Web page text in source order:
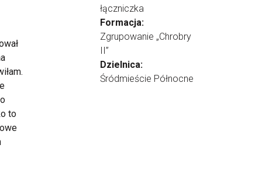
to
łączniczka
Formacja:
Zgrupowanie „Chrobry
II”
Dzielnica:
Śródmieście Północne